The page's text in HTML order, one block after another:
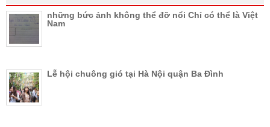
những bức ảnh không thể đỡ nổi Chỉ có thể là Việt
Nam
Lễ hội chuông gió tại Hà Nội quận Ba Đình